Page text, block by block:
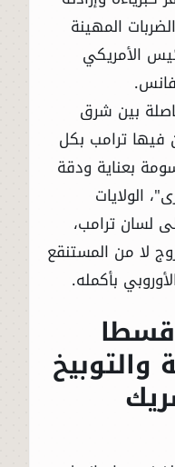
المهينة
الأمريكي
بين شرق
فيها ترامب بكل
بعناية ودقة
الولايات
لسان ترامب،
لا من المستنقع
بأكمله.
قسطا
والتوبيخ